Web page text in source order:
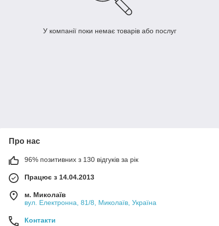
У компанії поки немає товарів або послуг
Про нас
96% позитивних з 130 відгуків за рік
Працює з 14.04.2013
м. Миколаїв
вул. Електронна, 81/8, Миколаїв, Україна
Контакти